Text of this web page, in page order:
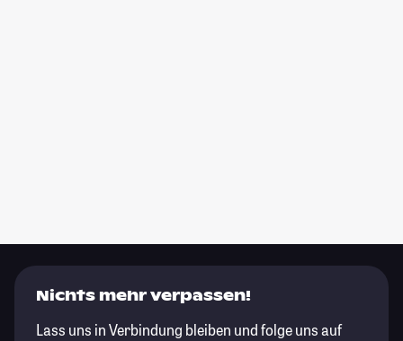
Nichts mehr verpassen!
Lass uns in Verbindung bleiben und folge uns auf